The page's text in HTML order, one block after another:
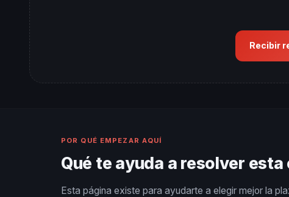
Recibir
POR QUÉ EMPEZAR AQUÍ
Qué te ayuda a resolver
Esta página existe para ayudarte a elegir mejor la